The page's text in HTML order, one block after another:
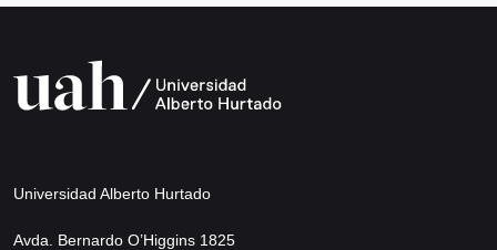
Universidad Alberto Hurtado
Avda. Bernardo O’Higgins 1825